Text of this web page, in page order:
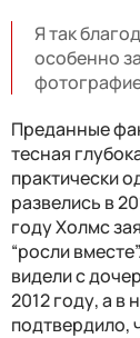
Я так
особенно
Преданные
тесная
практически
развелись в
году Холмс
“росли
видели с
2012 году, а в
подтвердило,